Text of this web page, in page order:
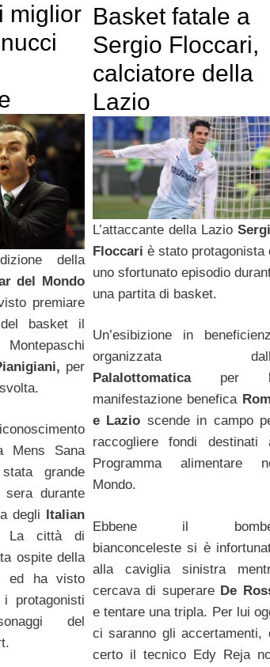
miglior
della
del Mondo
premiare
basket il
per
Mens Sana
grande
sera durante
degli
Italian
La città di
ospite della
ed ha visto
protagonisti
del
Basket fatale a
Sergio Floccari,
calciatore della
Lazio
L’attaccante della Lazio
Floccari è stato protagonista
uno sfortunato episodio
una partita di basket.
Un’esibizione in
organizzata
Palalottomatica per
manifestazione benefica
e Lazio scende in campo
raccogliere fondi destinati
Programma alimentare
Mondo.
Ebbene il
bianconceleste si è
alla caviglia sinistra
cercava di superare De
e tentare una tripla. Per lui
ci saranno gli accertamenti,
certo il tecnico Edy Reja